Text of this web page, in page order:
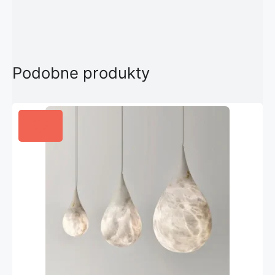
Podobne produkty